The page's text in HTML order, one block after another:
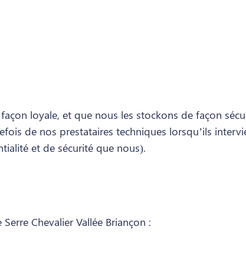
loyale, et que nous les stockons de façon
de nos prestataires techniques lorsqu’ils
et de sécurité que nous).
Chevalier Vallée Briançon :